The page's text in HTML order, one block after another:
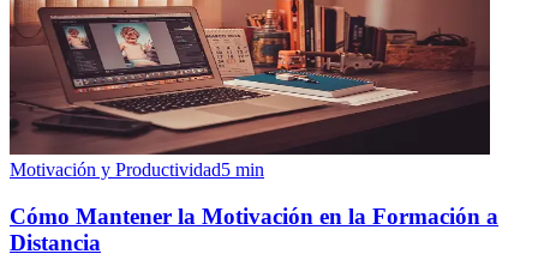
Motivación y Productividad5 min
Cómo Mantener la Motivación en la Formación a
Distancia